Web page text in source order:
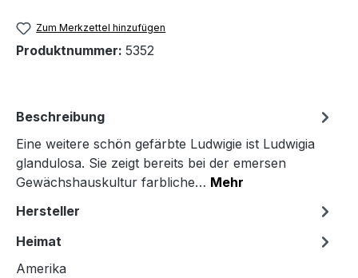
Zum Merkzettel hinzufügen
Produktnummer: 5352
Beschreibung
Eine weitere schön gefärbte Ludwigie ist Ludwigia
glandulosa. Sie zeigt bereits bei der emersen
Gewächshauskultur farbliche… Mehr
Hersteller
Heimat
Amerika